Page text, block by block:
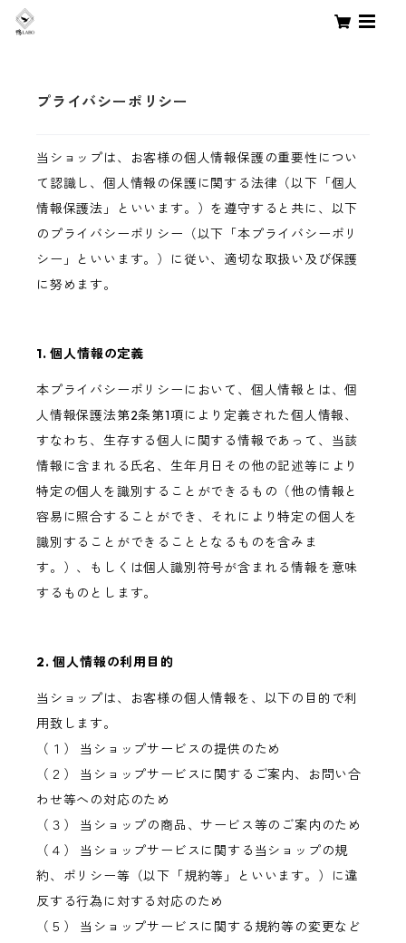
プライバシーポリシー
当ショップは、お客様の個人情報保護の重要性につい
て認識し、個人情報の保護に関する法律（以下「個人
情報保護法」といいます。）を遵守すると共に、以下
のプライバシーポリシー（以下「本プライバシーポリ
シー」といいます。）に従い、適切な取扱い及び保護
に努めます。
1. 個人情報の定義
本プライバシーポリシーにおいて、個人情報とは、個
人情報保護法第2条第1項により定義された個人情報、
すなわち、生存する個人に関する情報であって、当該
情報に含まれる氏名、生年月日その他の記述等により
特定の個人を識別することができるもの（他の情報と
容易に照合することができ、それにより特定の個人を
識別することができることとなるものを含みま
す。）、もしくは個人識別符号が含まれる情報を意味
するものとします。
2. 個人情報の利用目的
当ショップは、お客様の個人情報を、以下の目的で利
用致します。
（１） 当ショップサービスの提供のため
（２） 当ショップサービスに関するご案内、お問い合
わせ等への対応のため
（３） 当ショップの商品、サービス等のご案内のため
（４） 当ショップサービスに関する当ショップの規
約、ポリシー等（以下「規約等」といいます。）に違
反する行為に対する対応のため
（５） 当ショップサービスに関する規約等の変更など